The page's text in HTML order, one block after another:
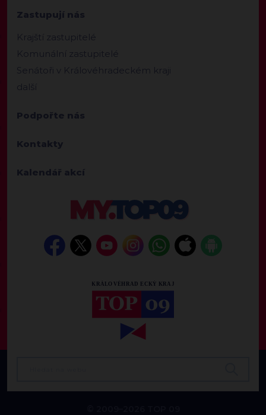
Zastupují nás
Krajští zastupitelé
Komunální zastupitelé
Senátoři v Královéhradeckém kraji
další
Podpořte nás
Kontakty
Kalendář akcí